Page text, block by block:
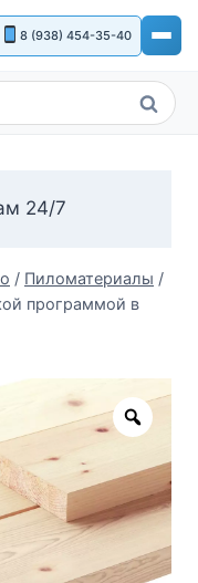
8 (938) 454-35-40
Поиск
24/7
/ Пиломатериалы /
программой в
Zoom